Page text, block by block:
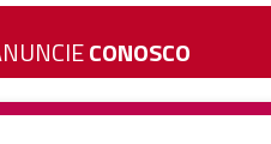
CONOSCO